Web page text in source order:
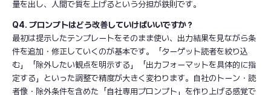
量を出し、人間で質を上げるという分担が鉄則です。
Q4. プロンプトはどう改善していけばいいですか？
最初は提示したテンプレートをそのまま使い、出力結果を見ながら条
件を追加・修正していくのが基本です。「ターゲット読者を絞り込
む」「除外したい観点を明示する」「出力フォーマットを具体的に指
定する」といった調整で精度が大きく変わります。自社のトーン・読
者像・除外条件を含めた「自社専用プロンプト」を作り上げる感覚で